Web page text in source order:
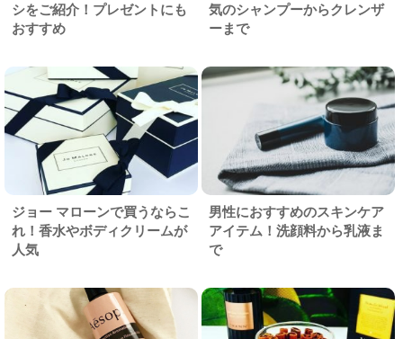
シをご紹介！プレゼントにも
おすすめ
気のシャンプーからクレンザ
ーまで
ジョー マローンで買うならこ
れ！香水やボディクリームが
人気
男性におすすめのスキンケア
アイテム！洗顔料から乳液ま
で